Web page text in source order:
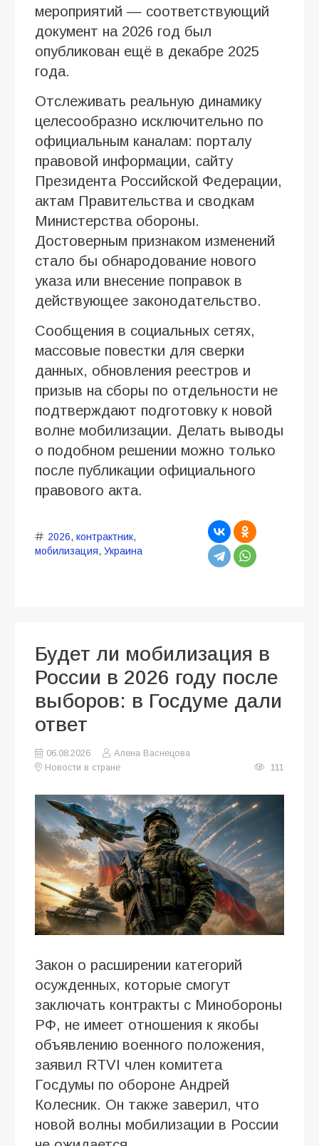
мероприятий — соответствующий
документ на 2026 год был
опубликован ещё в декабре 2025
года.
Отслеживать реальную динамику
целесообразно исключительно по
официальным каналам: порталу
правовой информации, сайту
Президента Российской Федерации,
актам Правительства и сводкам
Министерства обороны.
Достоверным признаком изменений
стало бы обнародование нового
указа или внесение поправок в
действующее законодательство.
Сообщения в социальных сетях,
массовые повестки для сверки
данных, обновления реестров и
призыв на сборы по отдельности не
подтверждают подготовку к новой
волне мобилизации. Делать выводы
о подобном решении можно только
после публикации официального
правового акта.
2026, контрактник,
мобилизация, Украина
Будет ли мобилизация в
России в 2026 году после
выборов: в Госдуме дали
ответ
06.08.2026
Алена Васнецова
Новости в стране
111
Закон о расширении категорий
осужденных, которые смогут
заключать контракты с Минобороны
РФ, не имеет отношения к якобы
объявлению военного положения,
заявил RTVI член комитета
Госдумы по обороне Андрей
Колесник. Он также заверил, что
новой волны мобилизации в России